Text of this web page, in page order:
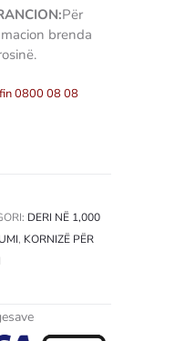
Për
brenda
0800 08 08
DERI NË 1,000
, KORNIZË PËR